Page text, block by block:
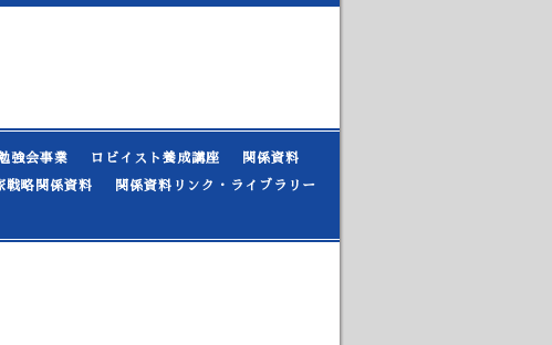
強会事業 ロビイスト養成講座 関係資料
戦略関係資料 関係資料リンク・ライブラリー